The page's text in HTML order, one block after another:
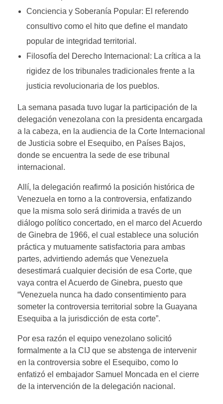
Conciencia y Soberanía Popular: El referendo
consultivo como el hito que define el mandato
popular de integridad territorial.
Filosofía del Derecho Internacional: La crítica a la
rigidez de los tribunales tradicionales frente a la
justicia revolucionaria de los pueblos.
La semana pasada tuvo lugar la participación de la
delegación venezolana con la presidenta encargada
a la cabeza, en la audiencia de la Corte Internacional
de Justicia sobre el Esequibo, en Países Bajos,
donde se encuentra la sede de ese tribunal
internacional.
Allí, la delegación reafirmó la posición histórica de
Venezuela en torno a la controversia, enfatizando
que la misma solo será dirimida a través de un
diálogo político concertado, en el marco del Acuerdo
de Ginebra de 1966, el cual establece una solución
práctica y mutuamente satisfactoria para ambas
partes, advirtiendo además que Venezuela
desestimará cualquier decisión de esa Corte, que
vaya contra el Acuerdo de Ginebra, puesto que
“Venezuela nunca ha dado consentimiento para
someter la controversia territorial sobre la Guayana
Esequiba a la jurisdicción de esta corte”.
Por esa razón el equipo venezolano solicitó
formalmente a la CIJ que se abstenga de intervenir
en la controversia sobre el Esequibo, como lo
enfatizó el embajador Samuel Moncada en el cierre
de la intervención de la delegación nacional.